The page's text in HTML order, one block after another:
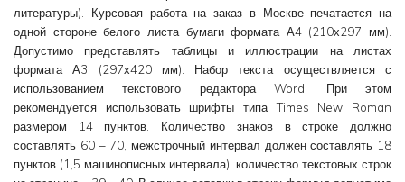
литературы). Курсовая работа на заказ в Москве печатается на
одной стороне белого листа бумаги формата А4 (210х297 мм).
Допустимо представлять таблицы и иллюстрации на листах
формата А3 (297х420 мм). Набор текста осуществляется с
использованием текстового редактора Word. При этом
рекомендуется использовать шрифты типа Times New Roman
размером 14 пунктов. Количество знаков в строке должно
составлять 60 – 70, межстрочный интервал должен составлять 18
пунктов (1,5 машинописных интервала), количество текстовых строк